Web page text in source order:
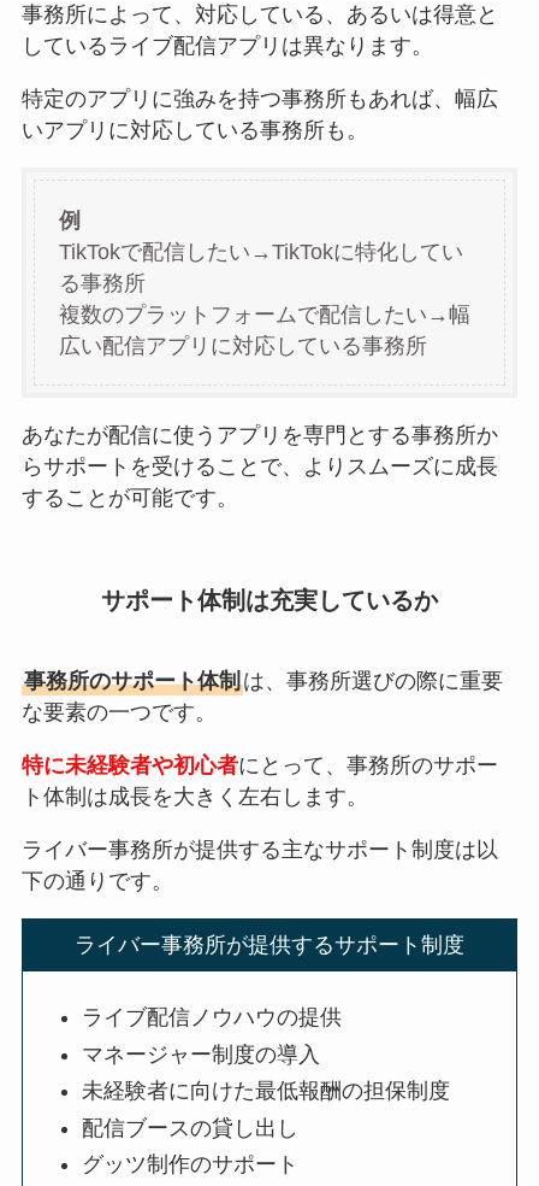
事務所によって、対応している、あるいは得意と
しているライブ配信アプリは異なります。
特定のアプリに強みを持つ事務所もあれば、幅広
いアプリに対応している事務所も。
例
TikTokで配信したい→TikTokに特化してい
る事務所
複数のプラットフォームで配信したい→幅
広い配信アプリに対応している事務所
あなたが配信に使うアプリを専門とする事務所か
らサポートを受けることで、よりスムーズに成長
することが可能です。
サポート体制は充実しているか
事務所のサポート体制は、事務所選びの際に重要
な要素の一つです。
特に未経験者や初心者にとって、事務所のサポー
ト体制は成長を大きく左右します。
ライバー事務所が提供する主なサポート制度は以
下の通りです。
ライバー事務所が提供するサポート制度
ライブ配信ノウハウの提供
マネージャー制度の導入
未経験者に向けた最低報酬の担保制度
配信ブースの貸し出し
グッツ制作のサポート